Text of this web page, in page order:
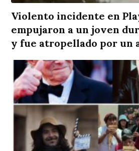
Violento incidente en
empujaron a un joven
y fue atropellado por un